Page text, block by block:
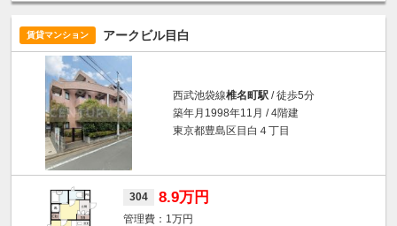
賃貸マンション アークビル目白
西武池袋線椎名町駅 / 徒歩5分
築年月1998年11月 / 4階建
東京都豊島区目白４丁目
304 8.9万円
1万円